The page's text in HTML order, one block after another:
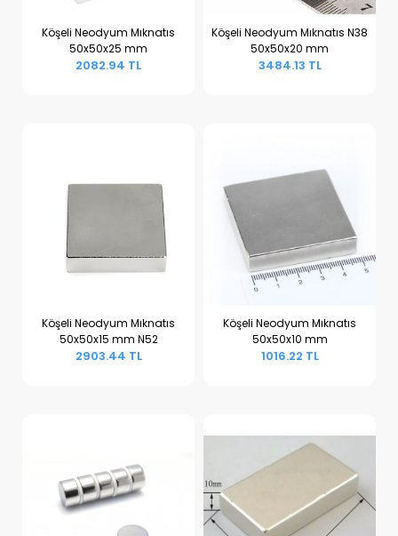
Sepete Ekle
Köşeli Neodyum Mıknatıs
50x50x25 mm
2082.94 TL
Sepete Ekle
Köşeli Neodyum Mıknatıs N38
50x50x20 mm
3484.13 TL
Sepete Ekle
Köşeli Neodyum Mıknatıs
50x50x15 mm N52
2903.44 TL
Sepete Ekle
Köşeli Neodyum Mıknatıs
50x50x10 mm
1016.22 TL